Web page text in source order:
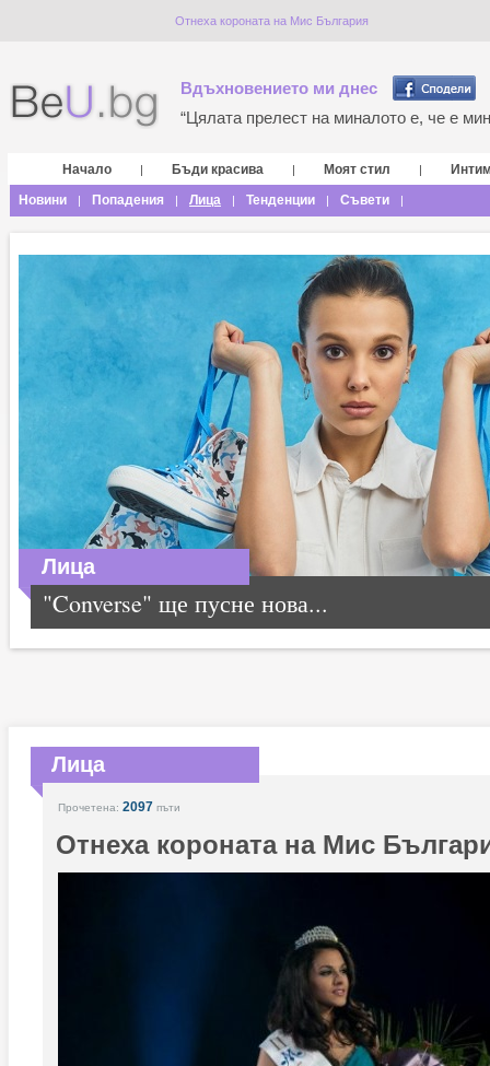
Отнеха короната на Мис България
Вдъхновението ми днес
“Цялата прелест на миналото е, че е
Начало | Бъди красива | Моят стил |
Новини
| Попадения | Лица | Тенденции | Съвети |
Лица
"Converse" ще пусне нова...
Лица
Прочетена: 2097 пъти
Отнеха короната на Мис